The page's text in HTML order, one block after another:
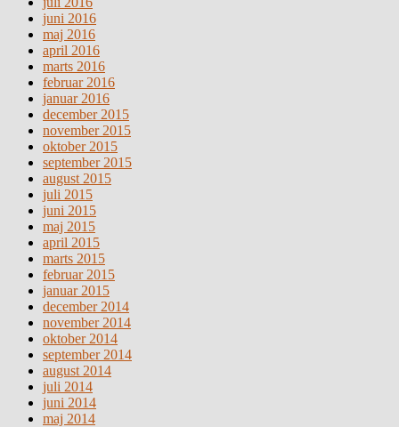
juni 2016
maj 2016
april 2016
marts 2016
februar 2016
januar 2016
december 2015
november 2015
oktober 2015
september 2015
august 2015
juli 2015
juni 2015
maj 2015
april 2015
marts 2015
februar 2015
januar 2015
december 2014
november 2014
oktober 2014
september 2014
august 2014
juli 2014
juni 2014
maj 2014